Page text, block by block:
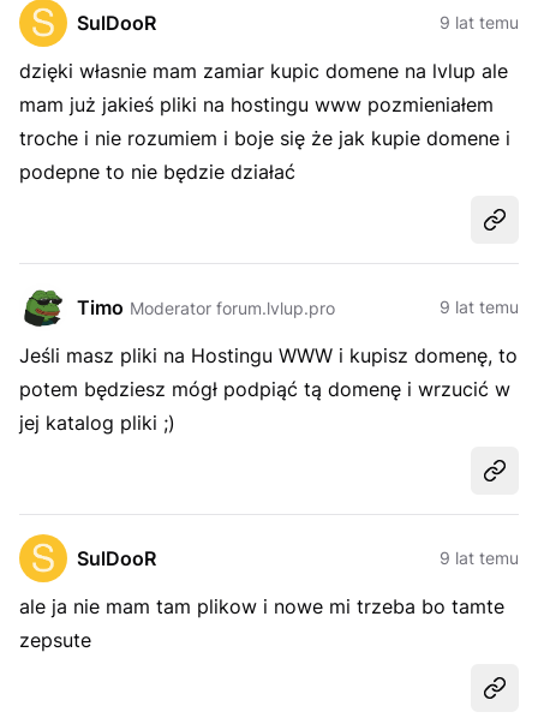
SulDooR 9 lat temu
dzięki własnie mam zamiar kupic domene na lvlup ale
mam już jakieś pliki na hostingu www pozmieniałem
troche i nie rozumiem i boje się że jak kupie domene i
podepne to nie będzie działać
Timo Moderator forum.lvlup.pro 9 lat temu
Jeśli masz pliki na Hostingu WWW i kupisz domenę, to
potem będziesz mógł podpiąć tą domenę i wrzucić w
jej katalog pliki ;)
SulDooR 9 lat temu
ale ja nie mam tam plikow i nowe mi trzeba bo tamte
zepsute